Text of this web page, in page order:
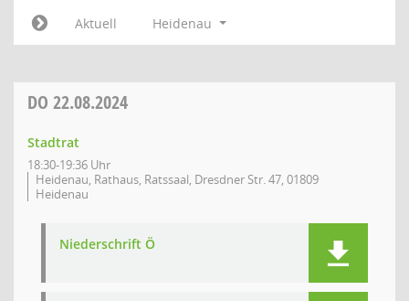
Aktuell
Heidenau
DO 22.08.2024
Stadtrat
18:30-19:36 Uhr
Heidenau, Rathaus, Ratssaal, Dresdner Str. 47, 01809
Heidenau
Niederschrift Ö